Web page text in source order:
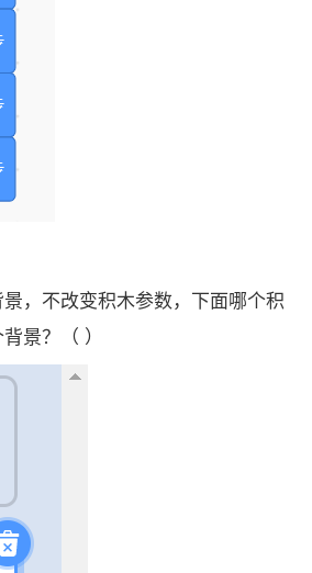
，不改变积木参数，下面哪个积
景？（ ）